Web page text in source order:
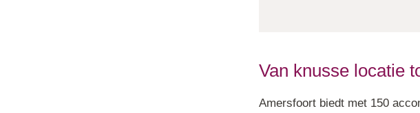
Van knusse locatie
Amersfoort biedt met 150